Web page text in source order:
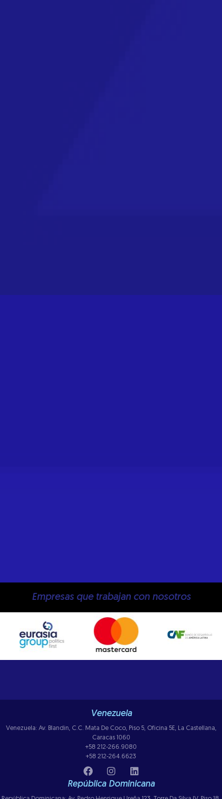
Empresas que trabajan con nosotros
Venezuela
Venezuela: Av. Blandin, C.C. Mata De Coco, Piso 5, Oficina 5E, La Castellana,
Caracas 1060
+58 212-266.9080
+58 212-264.6623
República Dominicana